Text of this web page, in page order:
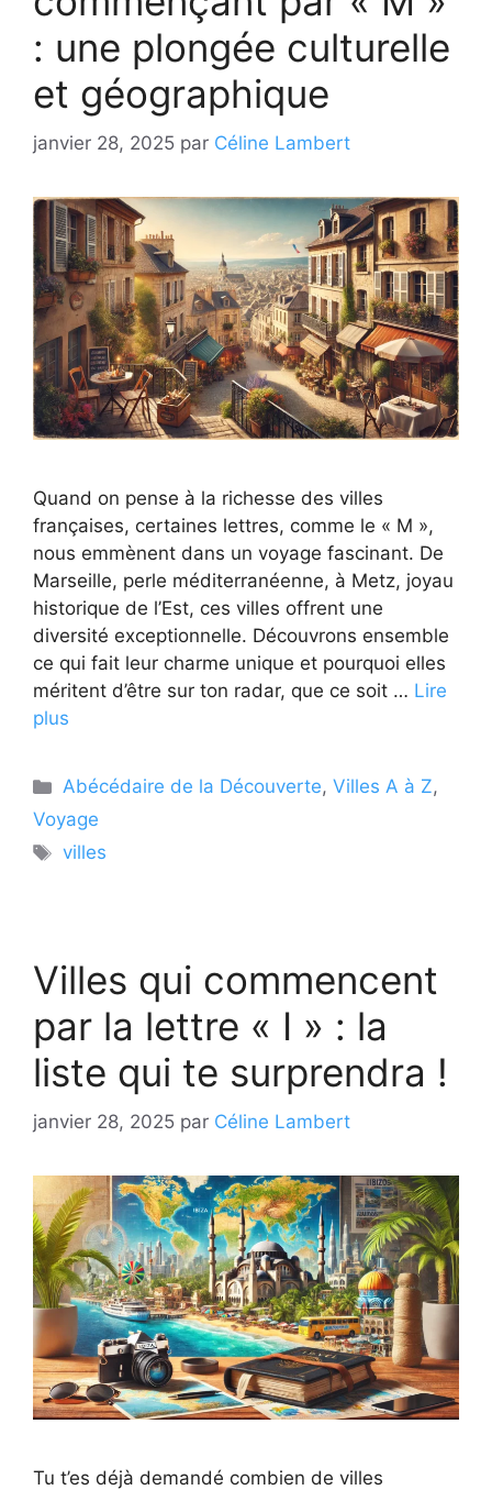
: une plongée culturelle
et géographique
janvier 28, 2025 par Céline Lambert
Quand on pense à la richesse des villes
françaises, certaines lettres, comme le « M »,
nous emmènent dans un voyage fascinant. De
Marseille, perle méditerranéenne, à Metz, joyau
historique de l’Est, ces villes offrent une
diversité exceptionnelle. Découvrons ensemble
ce qui fait leur charme unique et pourquoi elles
méritent d’être sur ton radar, que ce soit … Lire
plus
Catégories
Abécédaire de la Découverte,Villes A à Z,
Voyage
Étiquettes
villes
Villes qui commencent
par la lettre « I » : la
liste qui te surprendra !
janvier 28, 2025 par Céline Lambert
Tu t’es déjà demandé combien de villes